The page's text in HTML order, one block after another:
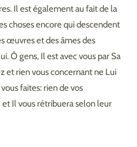
Il est également au fait de la
choses encore qui descendent
œuvres et des âmes des
Ô gens, Il est avec vous par Sa
et rien vous concernant ne Lui
faites: rien de vos
Il vous rétribuera selon leur